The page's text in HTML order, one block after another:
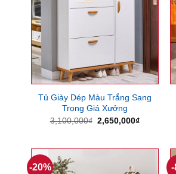
Tủ Giày Dép Màu Trắng Sang
Trọng Giá Xưởng
3,100,000₫ Giá
2,650,000₫Giá
-20% -